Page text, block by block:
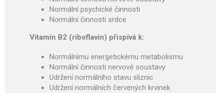
Normální psychické činnosti
Normální činnosti srdce
Vitamín B2 (riboflavin) přispívá k:
Normál­nímu energetickému meta­bolismu
Normální činnosti nervové soustavy
Udržení normálního stavu sliznic
Udržení normálních červených krvi­nek